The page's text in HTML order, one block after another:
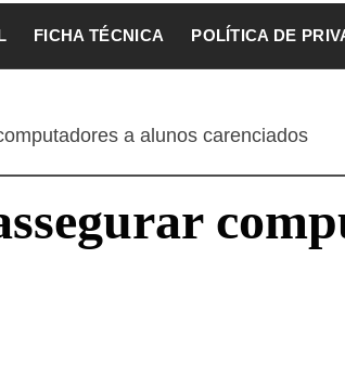
FICHA TÉCNICA POLÍTICA DE
a alunos carenciados